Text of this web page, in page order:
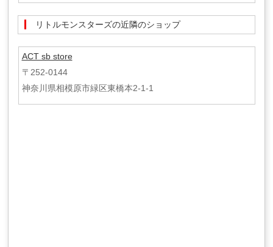
リトルモンスターズの近隣のショップ
ACT sb store
〒252-0144
神奈川県相模原市緑区東橋本2-1-1